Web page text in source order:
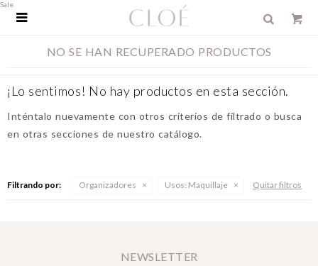

NO SE HAN RECUPERADO PRODUCTOS
¡Lo sentimos! No hay productos en esta sección.
Inténtalo nuevamente con otros criterios de filtrado o busca
en otras secciones de nuestro catálogo.
Filtrando por: Organizadores Usos: Maquillaje Quitar filtros
Sale
NEWSLETTER